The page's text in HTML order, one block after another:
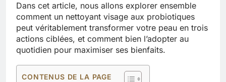
Dans cet article, nous allons explorer ensemble
comment un nettoyant visage aux probiotiques
peut véritablement transformer votre peau en trois
actions ciblées, et comment bien l’adopter au
quotidien pour maximiser ses bienfaits.
CONTENUS DE LA PAGE